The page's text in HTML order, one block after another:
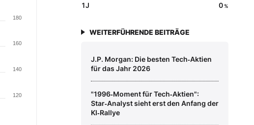
120
140
160
180
1J 0%
WEITERFÜHRENDE BEITRÄGE
J.P. Morgan: Die besten Tech‑Aktien
für das Jahr 2026
"1996‑Moment für Tech‑Aktien":
Star‑Analyst sieht erst den Anfang der
KI‑Rallye